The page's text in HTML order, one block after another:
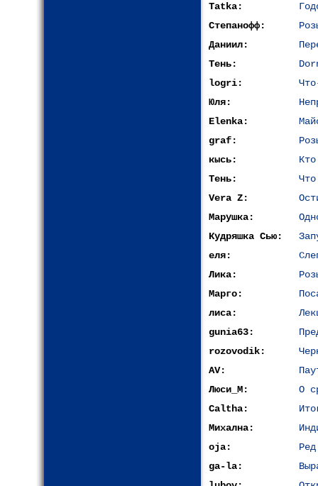
Tatka:
Степанофф:
Даниил:
Тень:
logri:
Юля:
Elenka:
graf:
кысь:
Тень:
Vera Z:
Марушка:
Кудряшка Сью:
еля:
Лика:
Марго:
лиса:
gunia63:
rozovodik:
AV:
Люси_М:
О
Caltha:
Михална:
oja:
ga-la: